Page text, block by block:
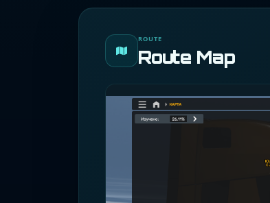
ROUTE
Route Map